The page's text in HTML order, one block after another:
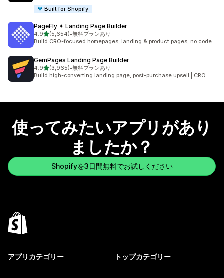
Built for Shopify
PageFly ✦ Landing Page Builder
4.95つ星中
(5,654)
合計レビュー数：5654件
•無料プランあり
Build CRO-focused homepages, landing & product pages, no code
GemPages Landing Page Builder
4.95つ星中
(3,965)
合計レビュー数：3965件
•無料プランあり
Build high-converting landing page, post-purchase upsell | CRO
使ってみたいアプリがあり
ましたか？
Shopifyを3日間無料でお試しください
アプリカテゴリー トップカテゴリー